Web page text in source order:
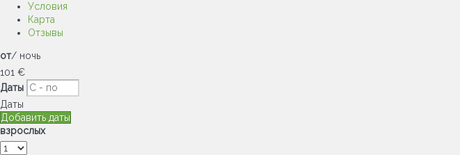
Условия
Карта
Отзывы
от/ ночь
101 €
Даты
Даты
Добавить даты
взрослых